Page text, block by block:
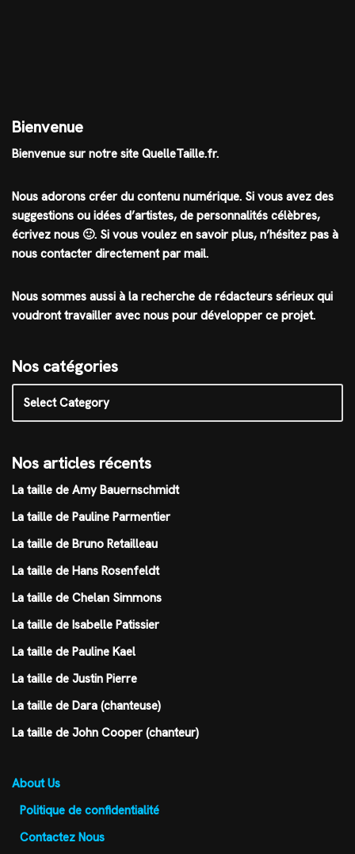
Bienvenue
Bienvenue sur notre site QuelleTaille.fr.
Nous adorons créer du contenu numérique. Si vous avez des
suggestions ou idées d’artistes, de personnalités célèbres,
écrivez nous 🙂. Si vous voulez en savoir plus, n’hésitez pas à
nous contacter directement par mail.
Nous sommes aussi à la recherche de rédacteurs sérieux qui
voudront travailler avec nous pour développer ce projet.
Nos catégories
Nos articles récents
La taille de Amy Bauernschmidt
La taille de Pauline Parmentier
La taille de Bruno Retailleau
La taille de Hans Rosenfeldt
La taille de Chelan Simmons
La taille de Isabelle Patissier
La taille de Pauline Kael
La taille de Justin Pierre
La taille de Dara (chanteuse)
La taille de John Cooper (chanteur)
About Us
Politique de confidentialité
Contactez Nous